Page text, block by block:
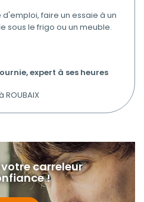
faire un essaie à un
sous le frigo ou un meuble.
expert à ses heures
carreleur
!